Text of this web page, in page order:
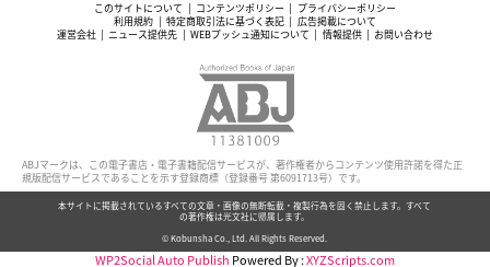
このサイトについて コンテンツポリシー
プライバシーポリシー
利用規約
特定商取引法に基づく表記
広告掲載について
運営会社
ニュース提供先 WEBプッシュ通知について 情報提供 お問い合わせ
ABJマークは、この電子書店・電子書籍配信サービスが、著作権者からコンテンツ使用許諾を得た正
規版配信サービスであることを示す登録商標（登録番号 第6091713号）です。
本サイトに掲載されているすべての文章・画像の無断転載・複製行為を固く禁止します。すべて
の著作権は光文社に帰属します。
© Kobunsha Co., Ltd. All Rights Reserved.
WP2Social Auto Publish Powered By :XYZScripts.com